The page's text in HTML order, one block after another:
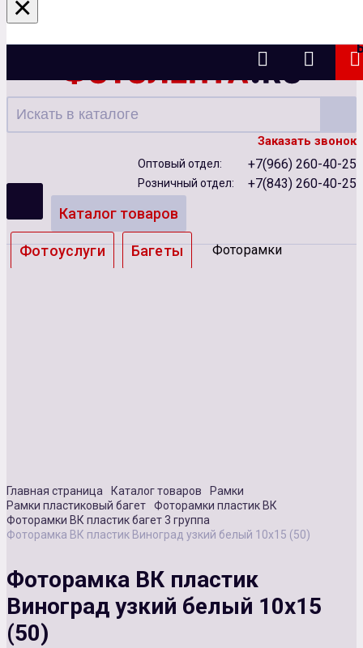
Казань
Заказать звонок
Оптовый отдел: +7(966) 260-40-25
Розничный отдел: +7(843) 260-40-25
Каталог товаров
Фотоуслуги Багеты Фоторамки
Главная страница Каталог товаров
Рамки
Рамки пластиковый багет
Фоторамки пластик ВК
Фоторамки ВК пластик багет 3 группа
Фоторамка ВК пластик Виноград узкий белый 10х15 (50)
Фоторамка ВК пластик
Виноград узкий белый 10х15
(50)
×